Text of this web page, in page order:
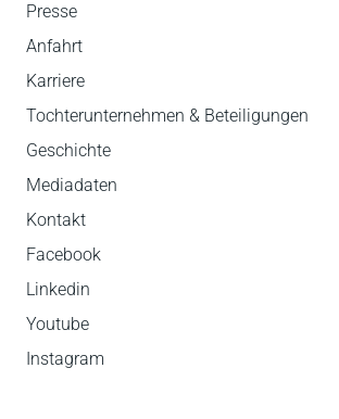
Presse
Anfahrt
Karriere
Tochterunternehmen & Beteiligungen
Geschichte
Mediadaten
Kontakt
Facebook
Linkedin
Youtube
Instagram